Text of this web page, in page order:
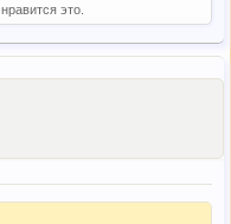
нравится это.